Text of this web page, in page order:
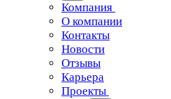
Компания
О компании
Контакты
Новости
Отзывы
Карьера
Проекты